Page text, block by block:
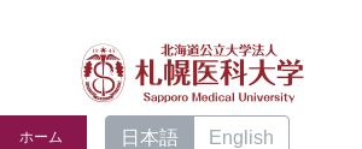
ホーム 日本語 English